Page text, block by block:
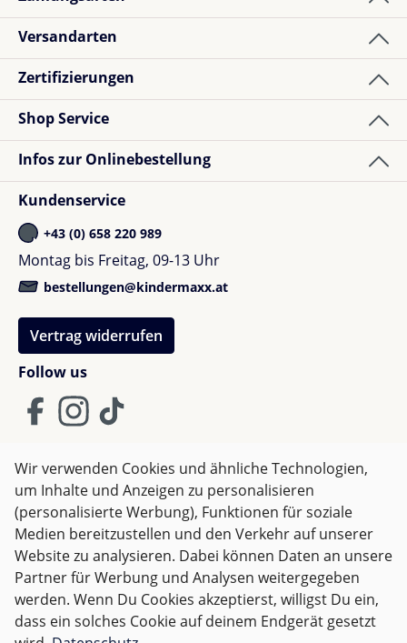
Versandarten
Zertifizierungen
Follow us
Shop Service
Infos zur Onlinebestellung
Kundenservice
+43 (0) 658 220 989
Montag bis Freitag, 09-13 Uhr
bestellungen@kindermaxx.at
Vertrag widerrufen
AGB Impressum
Datenschutz
Widerrufsrecht
Alle Preise inkl. gesetzl. Mehrwertsteuer zzgl.Versandkosten
und ggf. Nachnahmegebühren, wenn nicht anders
angegeben.
Wir verwenden Cookies und ähnliche Technologien,
um Inhalte und Anzeigen zu personalisieren
(personalisierte Werbung), Funktionen für soziale
Medien bereitzustellen und den Verkehr auf unserer
Website zu analysieren. Dabei können Daten an unsere
Partner für Werbung und Analysen weitergegeben
werden. Wenn Du Cookies akzeptierst, willigst Du ein,
dass ein solches Cookie auf deinem Endgerät gesetzt